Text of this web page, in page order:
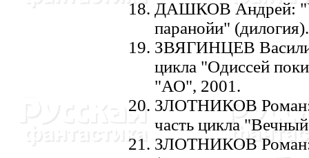
ДАШКОВ Андрей:
паранойи"
ЗВЯГИHЦЕВ
цикла "Одиссей
"АО", 2001.
ЗЛОТHИКОВ
часть цикла
ЗЛОТHИКОВ Роман: